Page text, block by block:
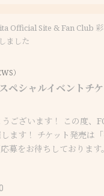
Official Site & Fan Club
ました
）
ペシャルイベントチ
ございます！ この度、
ます！ チケット発売は
募をお待ちしておりま
0